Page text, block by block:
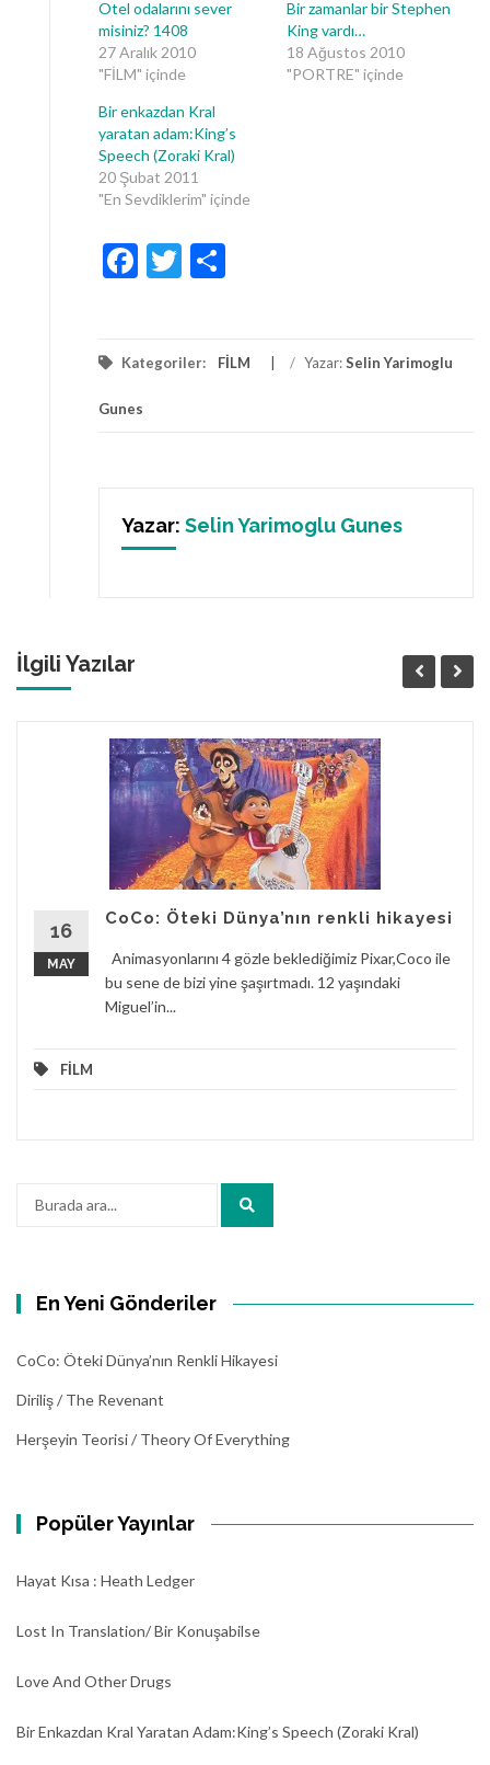
Otel odalarını sever
misiniz? 1408
27 Aralık 2010
"FİLM" içinde
Bir zamanlar bir Stephen
King vardı…
18 Ağustos 2010
"PORTRE" içinde
Bir enkazdan Kral
yaratan adam:King’s
Speech (Zoraki Kral)
20 Şubat 2011
"En Sevdiklerim" içinde
Facebook
Twitter
Kategoriler: FİLM / Yazar:Selin Yarimoglu
Gunes
Yazar: Selin Yarimoglu Gunes
İlgili Yazılar
16
MAY
CoCo: Öteki Dünya’nın renkli hikayesi
Animasyonlarını 4 gözle beklediğimiz Pixar,Coco ile
bu sene de bizi yine şaşırtmadı. 12 yaşındaki
Miguel’in...
FİLM
En Yeni Gönderiler
CoCo: Öteki Dünya’nın Renkli Hikayesi
Diriliş / The Revenant
Herşeyin Teorisi / Theory Of Everything
Popüler Yayınlar
Hayat Kısa : Heath Ledger
Lost In Translation/ Bir Konuşabilse
Love And Other Drugs
Bir Enkazdan Kral Yaratan Adam:King’s Speech (Zoraki Kral)